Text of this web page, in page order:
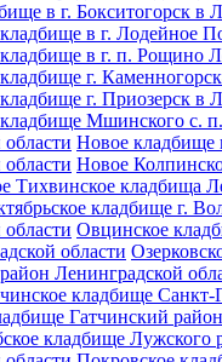
в г. Бокситогорск в
в г. Лодейное
в г. п. Рощино
г.
г. Приозерск в
Мшинского с.
Новое кладбище
Новое
Тихвинское кладбища
кладбище г.
Овцинское
области
Ленинградской
кладбище Санкт-
Гатчинский
кладбище Лужского